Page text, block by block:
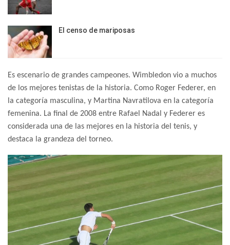
El censo de mariposas
Es escenario de grandes campeones. Wimbledon vio a muchos
de los mejores tenistas de la historia. Como Roger Federer, en
la categoría masculina, y Martina Navratilova en la categoría
femenina. La final de 2008 entre Rafael Nadal y Federer es
considerada una de las mejores en la historia del tenis, y
destaca la grandeza del torneo.